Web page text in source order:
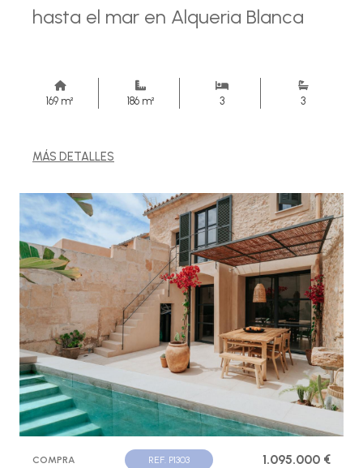
hasta el mar en Alqueria Blanca
169 m² 186 m² 3 3
MÁS DETALLES
COMPRA REF. P1303 1.095.000 €